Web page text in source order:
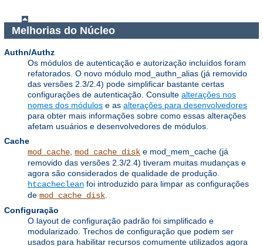
Melhorias do Núcleo
Authn/Authz
Os módulos de autenticação e autorização incluídos foram
refatorados. O novo módulo mod_authn_alias (já removido
das versões 2.3/2.4) pode simplificar bastante certas
configurações de autenticação. Consulte alterações nos
nomes dos módulos e as alterações para desenvolvedores
para obter mais informações sobre como essas alterações
afetam usuários e desenvolvedores de módulos.
Cache
mod_cache mod_cache_disk e mod_mem_cache (já
removido das versões 2.3/2.4) tiveram muitas mudanças e
agora são considerados de qualidade de produção.
htcacheclean foi introduzido para limpar as configurações
de mod_cache_disk
Configuração
O layout de configuração padrão foi simplificado e
modularizado. Trechos de configuração que podem ser
usados ​​para habilitar recursos comumente utilizados agora